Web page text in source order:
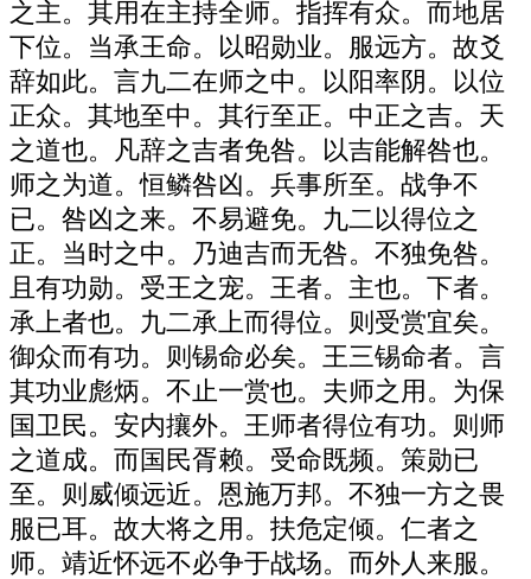
之主。其用在主持全师。指挥有众。而地居
下位。当承王命。以昭勋业。服远方。故爻
辞如此。言九二在师之中。以阳率阴。以位
正众。其地至中。其行至正。中正之吉。天
之道也。凡辞之吉者免咎。以吉能解咎也。
师之为道。恒鳞咎凶。兵事所至。战争不
已。咎凶之来。不易避免。九二以得位之
正。当时之中。乃迪吉而无咎。不独免咎。
且有功勋。受王之宠。王者。主也。下者。
承上者也。九二承上而得位。则受赏宜矣。
御众而有功。则锡命必矣。王三锡命者。言
其功业彪炳。不止一赏也。夫师之用。为保
国卫民。安内攘外。王师者得位有功。则师
之道成。而国民胥赖。受命既频。策勋已
至。则威倾远近。恩施万邦。不独一方之畏
服已耳。故大将之用。扶危定倾。仁者之
师。靖近怀远不必争于战场。而外人来服。